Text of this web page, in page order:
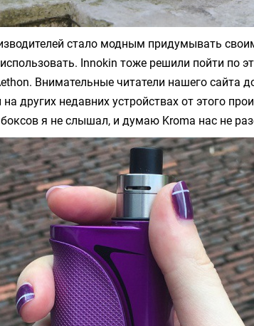
стало модным придумывать
Innokin тоже решили пойти по
. Внимательные читатели нашего сайта
других недавних устройствах от этого
я не слышал, и думаю Kroma нас не